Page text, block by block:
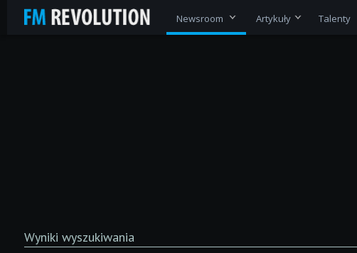
Newsroom Artykuły Talenty
Wyniki wyszukiwania